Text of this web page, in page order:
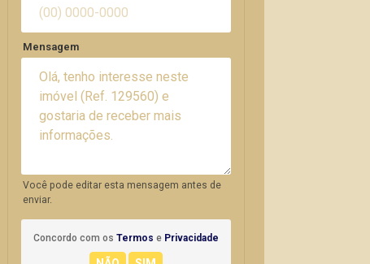
Mensagem
Você pode editar esta mensagem antes de
enviar.
Concordo com os Termos e Privacidade